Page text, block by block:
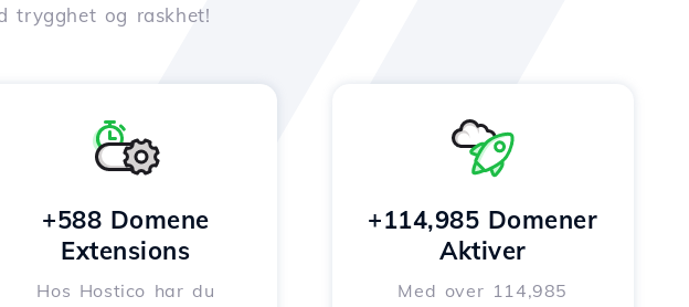
trygghet og raskhet!
+588 Domene
Extensions
Hos Hostico har du
+114,985 Domener
Aktiver
Med over 114,985